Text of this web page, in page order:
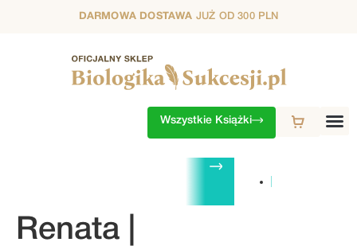
DARMOWA DOSTAWA JUŻ OD 300 PLN
Wszystkie Książki
4. SEZON
Renata |